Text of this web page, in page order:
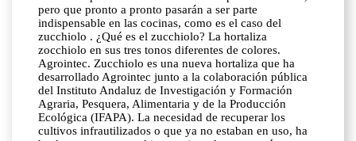
pero que pronto a pronto pasarán a ser parte
indispensable en las cocinas, como es el caso del
zucchiolo . ¿Qué es el zucchiolo? La hortaliza
zocchiolo en sus tres tonos diferentes de colores.
Agrointec. Zucchiolo es una nueva hortaliza que ha
desarrollado Agrointec junto a la colaboración pública
del Instituto Andaluz de Investigación y Formación
Agraria, Pesquera, Alimentaria y de la Producción
Ecológica (IFAPA). La necesidad de recuperar los
cultivos infrautilizados o que ya no estaban en uso, ha